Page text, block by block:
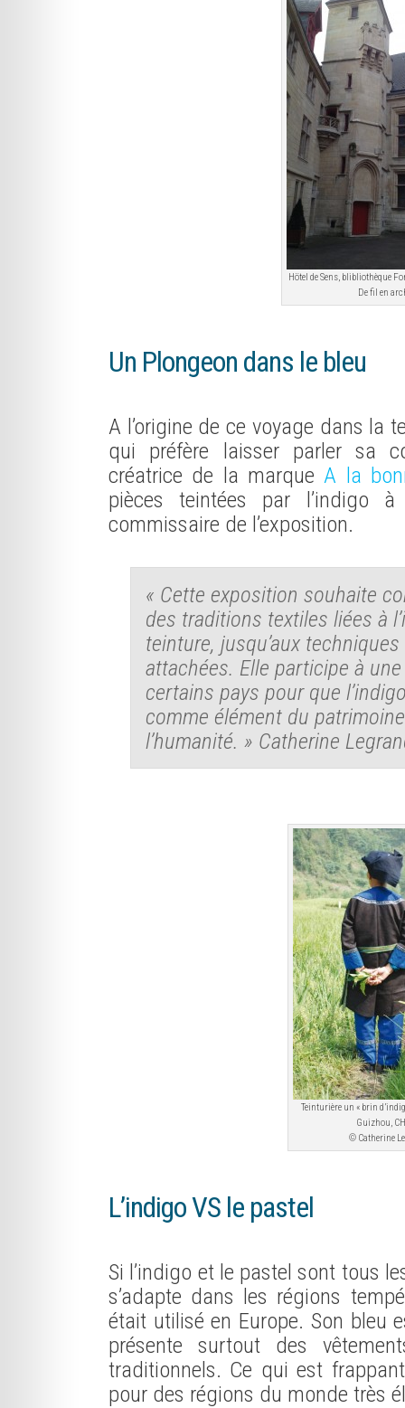
Hötel de Sens, blibliothèque
De fil en
Un Plongeon dans le bleu
A l’origine de ce voyage dans la
qui préfère laisser parler sa
créatrice de la marqueA la
pièces teintées par l’indigo
commissaire de l’exposition.
« Cette exposition souhaite
des traditions textiles liées à
teinture, jusqu’aux
attachées. Elle participe à
certains pays pour que
comme élément du
l’humanité. » Catherine
Teinturière un « brin
Guizhou,
© Catherine
L’indigo VS le pastel
Si l’indigo et le pastel sont tous
s’adapte dans les régions
était utilisé en Europe. Son bleu
présente surtout des
traditionnels. Ce qui est
pour des régions du monde très